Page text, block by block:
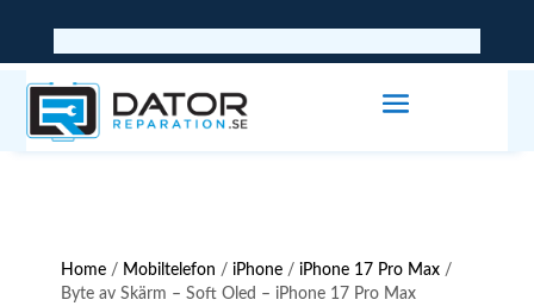
Home / Mobiltelefon / iPhone / iPhone 17 Pro Max /
Byte av Skärm – Soft Oled – iPhone 17 Pro Max